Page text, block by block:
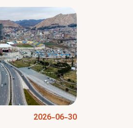
2026-06-30